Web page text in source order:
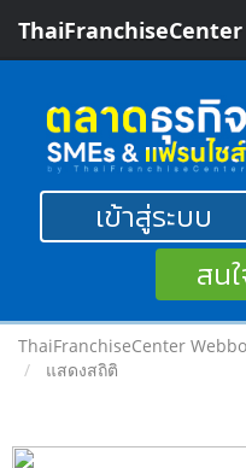
เข้าสู่ระบบ
สน
ThaiFranchiseCenter
แสดงสถิติ